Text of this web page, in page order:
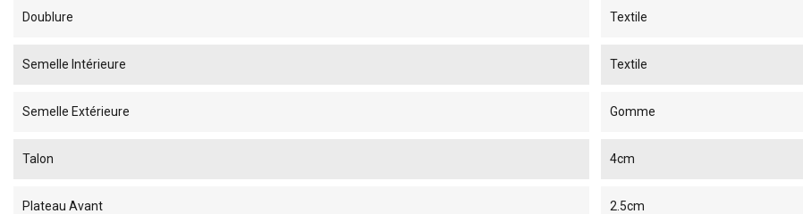
Doublure Textile
Semelle Intérieure Textile
Semelle Extérieure Gomme
Talon 4cm
Plateau Avant 2.5cm